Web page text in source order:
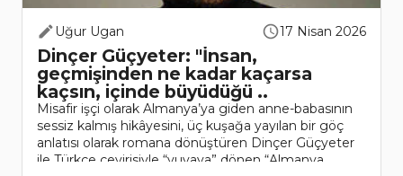
Uğur Ugan 17 Nisan 2026
Dinçer Güçyeter: "İnsan,
geçmişinden ne kadar kaçarsa
kaçsın, içinde büyüdüğü ..
Misafir işçi olarak Almanya’ya giden anne-babasının
sessiz kalmış hikâyesini, üç kuşağa yayılan bir göç
anlatısı olarak romana dönüştüren Dinçer Güçyeter
ile Türkçe çevirisiyle “yuvaya” dönen “Almanya